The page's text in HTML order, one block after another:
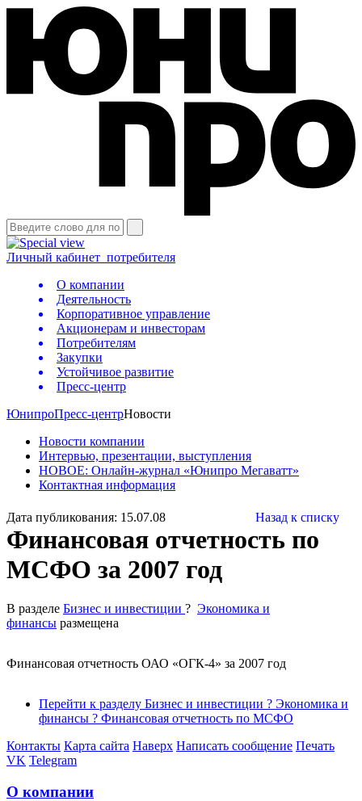
Личный кабинет потребителя
О компании
Деятельность
Корпоративное управление
Акционерам и инвесторам
Потребителям
Закупки
Устойчивое развитие
Пресс-центр
ЮнипроПресс-центрНовости
Новости компании
Интервью, презентации, выступления
НОВОЕ: Онлайн-журнал «Юнипро Мегаватт»
Контактная информация
Дата публикования: 15.07.08 Назад к списку
Финансовая отчетность по
МСФО за 2007 год
В разделе Бизнес и инвестиции ? Экономика и
финансы размещена
Финансовая отчетность ОАО «ОГК-4» за 2007 год
Перейти к разделу Бизнес и инвестиции ? Экономика и
финансы ? Финансовая отчетность по МСФО
Контакты Карта сайта Наверх Написать сообщение Печать
VK Telegram
О компании